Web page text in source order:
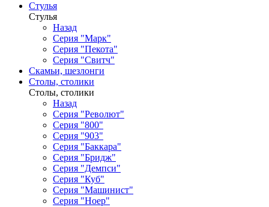
Стулья
Стулья
Назад
Серия "Марк"
Серия "Пекота"
Серия "Свитч"
Скамьи, шезлонги
Столы, столики
Столы, столики
Назад
Серия "Револют"
Серия "800"
Серия "903"
Серия "Баккара"
Серия "Бридж"
Серия "Демпси"
Серия "Куб"
Серия "Машинист"
Серия "Ноер"